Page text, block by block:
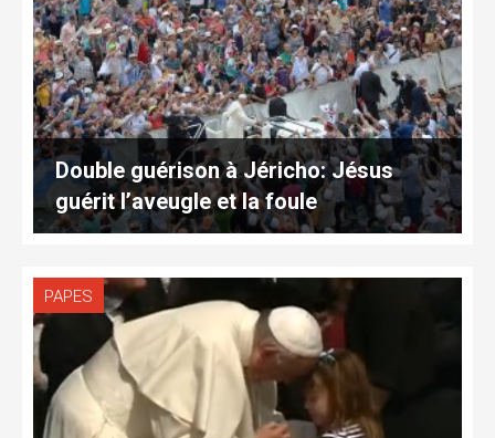
Double guérison à Jéricho: Jésus
guérit l’aveugle et la foule
PAPES